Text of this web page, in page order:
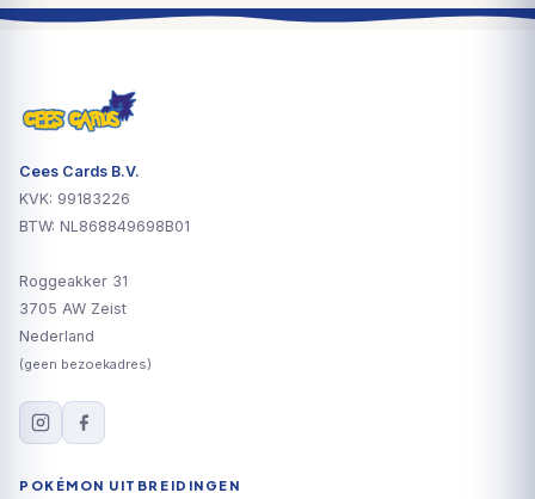
Cees Cards B.V.
KVK: 99183226
BTW: NL868849698B01
Roggeakker 31
3705 AW Zeist
Nederland
(geen bezoekadres)
POKÉMON UITBREIDINGEN